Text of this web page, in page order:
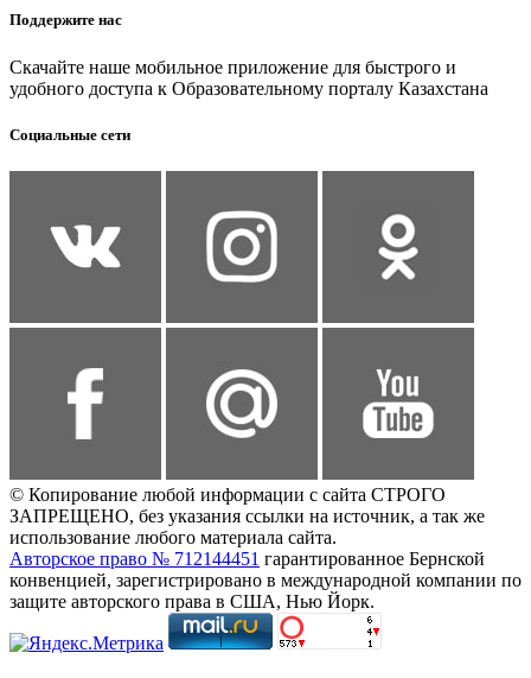
Поддержите нас
Скачайте наше мобильное приложение для быстрого и
удобного доступа к Образовательному порталу Казахстана
Социальные сети
© Копирование любой информации с сайта СТРОГО
ЗАПРЕЩЕНО, без указания ссылки на источник, а так же
использование любого материала сайта.
Авторское право № 712144451 гарантированное Бернской
конвенцией, зарегистрировано в международной компании по
защите авторского права в США, Нью Йорк.